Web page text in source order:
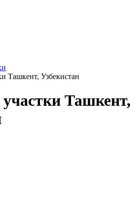
Ташкент, Узбекистан
Ташкент,